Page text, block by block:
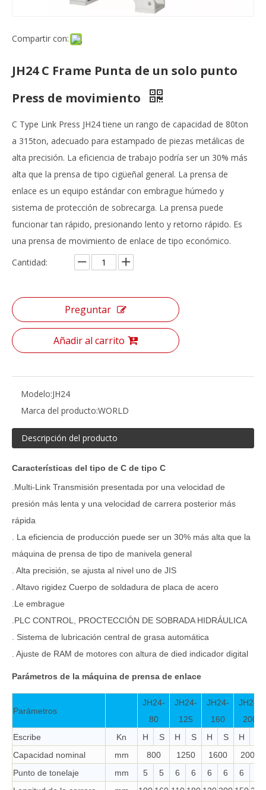
Compartir con:
JH24 C Frame Punta de un solo punto
Press de movimiento
C Type Link Press JH24 tiene un rango de capacidad de 80ton
a 315ton, adecuado para estampado de piezas metálicas de
alta precisión. La eficiencia de trabajo podría ser un 30% más
alta que la prensa de tipo cigüeñal general. La prensa de
enlace es un equipo estándar con embrague húmedo y
sistema de protección de sobrecarga. La prensa puede
funcionar tan rápido, presionando lento y retorno rápido. Es
una prensa de movimiento de enlace de tipo económico.
Cantidad:
Preguntar
Añadir al carrito
Modelo:JH24
Marca del producto:WORLD
Descripción del producto
Características del tipo de C de tipo C
.Multi-Link Transmisión presentada por una velocidad de
presión más lenta y una velocidad de carrera posterior más
rápida
. La eficiencia de producción puede ser un 30% más alta que la
máquina de prensa de tipo de manivela general
. Alta precisión, se ajusta al nivel uno de JIS
. Altavo rigidez Cuerpo de soldadura de placa de acero
.Le embrague
.PLC CONTROL, PROCTECCIÓN DE SOBRADA HIDRÁULICA
. Sistema de lubricación central de grasa automática
. Ajuste de RAM de motores con altura de died indicador digital
Parámetros de la máquina de prensa de enlace
Parámetros
JH24-
80
JH24-
125
JH24-
160
JH24-
200
Escribe
Kn H S H S H S H
Capacidad nominal
mm 800 1250 1600
2000
Punto de tonelaje
mm 5 5 6 6 6 6 6